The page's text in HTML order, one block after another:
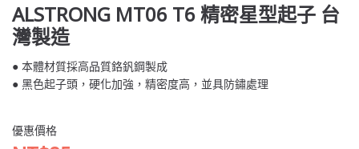
ALSTRONG MT06 T6 精密星型起子 台
灣製造
● 本體材質採高品質鉻釩鋼製成
● 黑色起子頭，硬化加強，精密度高，並具防鏽處理
優惠價格